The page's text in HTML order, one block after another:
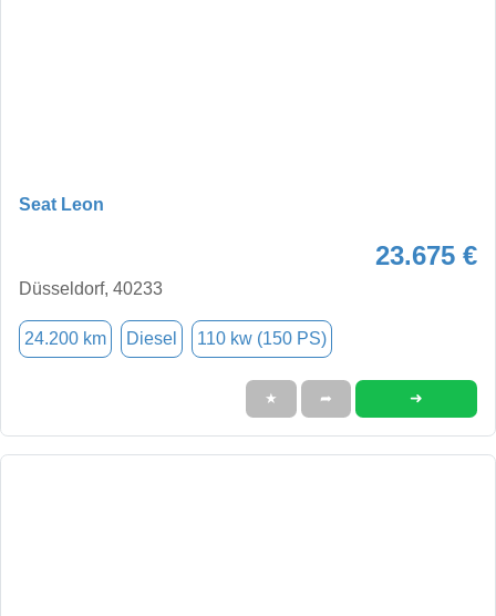
Seat Leon
23.675 €
Düsseldorf, 40233
24.200 km Diesel 110 kw (150 PS)
★ ➦ ➜